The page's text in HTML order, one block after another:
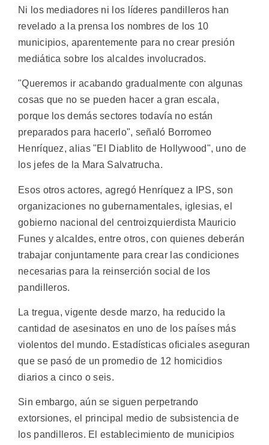
Ni los mediadores ni los líderes pandilleros han
revelado a la prensa los nombres de los 10
municipios, aparentemente para no crear presión
mediática sobre los alcaldes involucrados.
"Queremos ir acabando gradualmente con algunas
cosas que no se pueden hacer a gran escala,
porque los demás sectores todavía no están
preparados para hacerlo", señaló Borromeo
Henríquez, alias "El Diablito de Hollywood", uno de
los jefes de la Mara Salvatrucha.
Esos otros actores, agregó Henríquez a IPS, son
organizaciones no gubernamentales, iglesias, el
gobierno nacional del centroizquierdista Mauricio
Funes y alcaldes, entre otros, con quienes deberán
trabajar conjuntamente para crear las condiciones
necesarias para la reinserción social de los
pandilleros.
La tregua, vigente desde marzo, ha reducido la
cantidad de asesinatos en uno de los países más
violentos del mundo. Estadísticas oficiales aseguran
que se pasó de un promedio de 12 homicidios
diarios a cinco o seis.
Sin embargo, aún se siguen perpetrando
extorsiones, el principal medio de subsistencia de
los pandilleros. El establecimiento de municipios